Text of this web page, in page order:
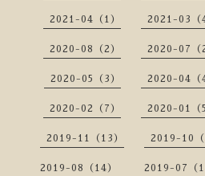
2021-04（1） 2021-03（4
2020-08（2） 2020-07（2
2020-05（3） 2020-04（4
2020-02（7） 2020-01（5
2019-11（13） 2019-10（
2019-08（14） 2019-07（